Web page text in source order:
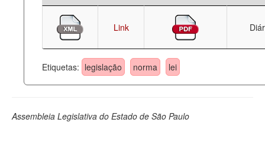
Link
Etiquetas: legislação norma lei
Assembleia Legislativa do Estado de São Paulo